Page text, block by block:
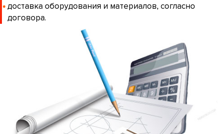
доставка оборудования и материалов, согласно
договора.